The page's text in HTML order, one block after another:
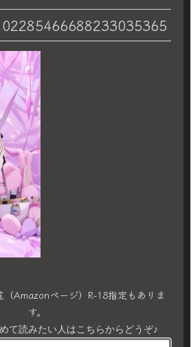
Amazonページ）R-18指定もありま
す。
て読みたい人はこちらからどうぞ♪